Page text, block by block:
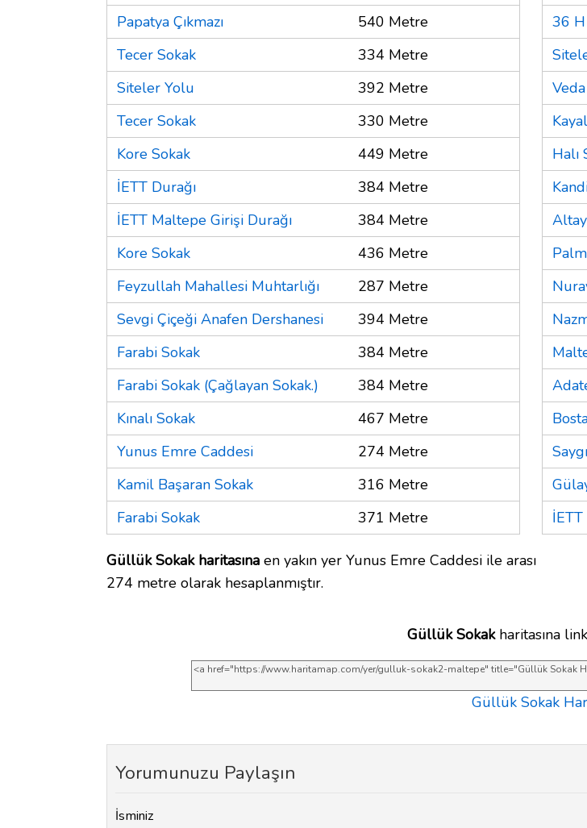
Papatya Çıkmazı
540 Metre
Tecer Sokak
334 Metre
Siteler Yolu
392 Metre
Tecer Sokak
330 Metre
Kore Sokak
449 Metre
İETT Durağı
384 Metre
İETT Maltepe Girişi Durağı
384 Metre
Kore Sokak
436 Metre
Feyzullah Mahallesi Muhtarlığı
287 Metre
Sevgi Çiçeği Anafen Dershanesi
394 Metre
Farabi Sokak
384 Metre
Farabi Sokak (Çağlayan Sokak.)
384 Metre
Kınalı Sokak
467 Metre
Yunus Emre Caddesi
274 Metre
Kamil Başaran Sokak
316 Metre
Farabi Sokak
371 Metre
Güllük Sokak haritasına en yakın yer Yunus Emre Caddesi ile arası
274 metre olarak hesaplanmıştır.
36 H
Halı
Güllük Sokakharitasına
Güllük Sokak
Yorumunuzu Paylaşın
İsminiz